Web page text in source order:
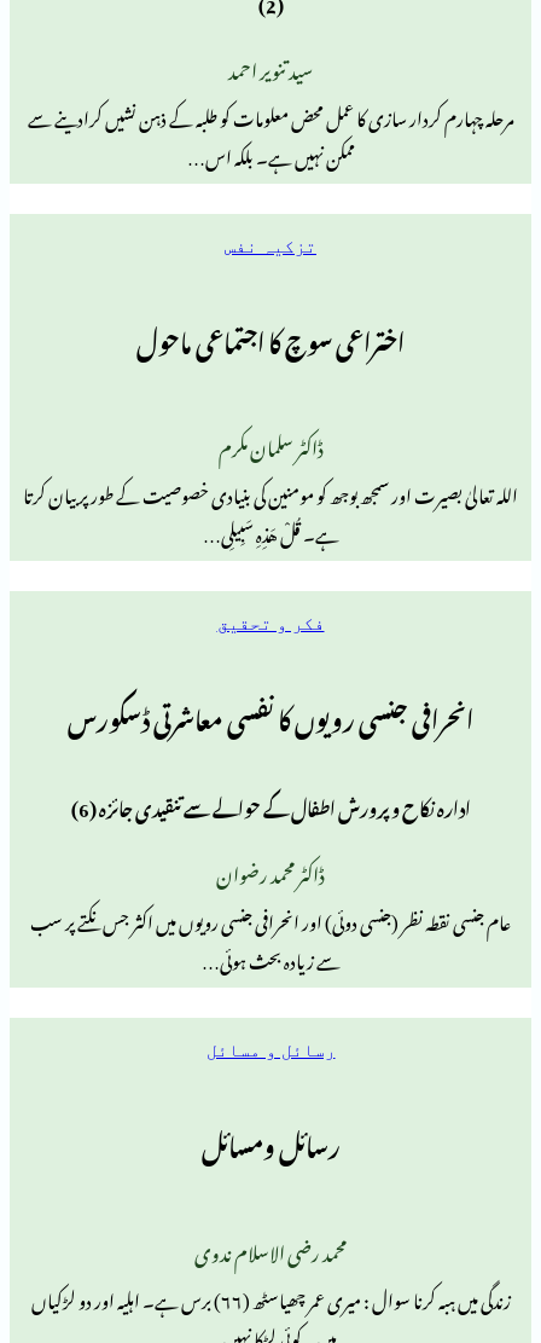
سازی کا عمل محض معلومات کو طلبہ کے ذہن نشیں کرادینے سے
ممکن نہیں ہے۔ بلکہ اس…
اختراعی سوچ کا اجتماعی ماحول
اور سمجھ بوجھ کو مومنین کی بنیادی خصوصیت کے طور پر بیان کرتا
ہے۔ قُلْ هَذِهِ سَبِیلِی…
جنسی رویوں کا نفسی معاشرتی ڈسکورس
و پرورش اطفال کے حوالے سے تنقیدی جائزہ (6)
(جنسی دوئی) اور انحرافی جنسی رویوں میں اکثر جس نکتے پر سب
سے زیادہ بحث ہوئی…
رسائل و مسائل
رسائل ومسائل
محمد رضی الاسلام ندوی
زندگی میں ہبہ کرنا سوال : میری عمر چھیاسٹھ (۶۶) برس ہے۔ اہلیہ اور دو لڑکیاں